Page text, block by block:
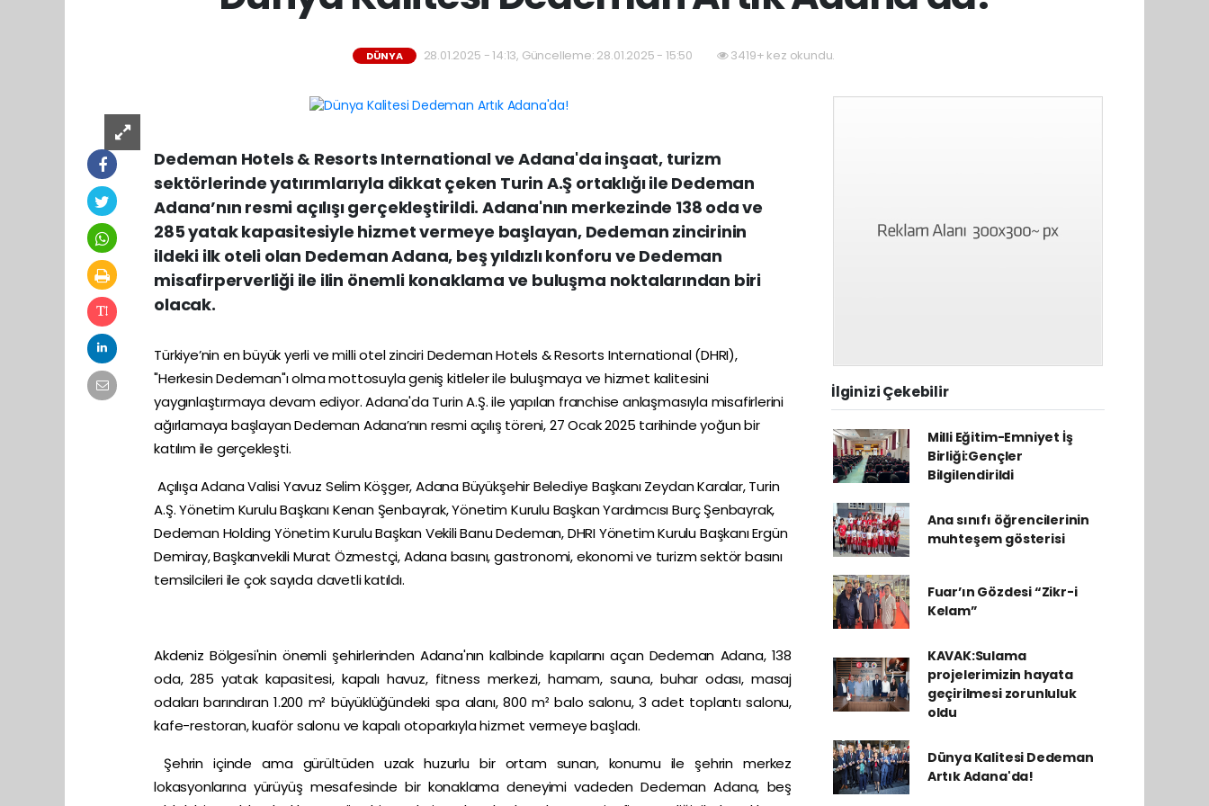
DÜNYA 28.01.2025 - 14:13, Güncelleme: 28.01.2025 - 15:50 3419+ kez okundu.
Dedeman Hotels & Resorts International ve Adana'da inşaat, turizm
sektörlerinde yatırımlarıyla dikkat çeken Turin A.Ş ortaklığı ile Dedeman
Adana’nın resmi açılışı gerçekleştirildi. Adana'nın merkezinde 138 oda ve
285 yatak kapasitesiyle hizmet vermeye başlayan, Dedeman zincirinin
ildeki ilk oteli olan Dedeman Adana, beş yıldızlı konforu ve Dedeman
misafirperverliği ile ilin önemli konaklama ve buluşma noktalarından biri
olacak.
Türkiye’nin en büyük yerli ve milli otel zinciri Dedeman Hotels & Resorts International (DHRI),
"Herkesin Dedeman"ı olma mottosuyla geniş kitleler ile buluşmaya ve hizmet kalitesini
yaygınlaştırmaya devam ediyor. Adana'da Turin A.Ş. ile yapılan franchise anlaşmasıyla misafirlerini
ağırlamaya başlayan Dedeman Adana’nın resmi açılış töreni, 27 Ocak 2025 tarihinde yoğun bir
katılım ile gerçekleşti.
Açılışa Adana Valisi Yavuz Selim Köşger, Adana Büyükşehir Belediye Başkanı Zeydan Karalar, Turin
A.Ş. Yönetim Kurulu Başkanı Kenan Şenbayrak, Yönetim Kurulu Başkan Yardımcısı Burç Şenbayrak,
Dedeman Holding Yönetim Kurulu Başkan Vekili Banu Dedeman, DHRI Yönetim Kurulu Başkanı Ergün
Demiray, Başkanvekili Murat Özmestçi, Adana basını, gastronomi, ekonomi ve turizm sektör basını
temsilcileri ile çok sayıda davetli katıldı.
Akdeniz Bölgesi'nin önemli şehirlerinden Adana'nın kalbinde kapılarını açan Dedeman Adana, 138
oda, 285 yatak kapasitesi, kapalı havuz, fitness merkezi, hamam, sauna, buhar odası, masaj
odaları barındıran 1.200 m² büyüklüğündeki spa alanı, 800 m² balo salonu, 3 adet toplantı salonu,
kafe-restoran, kuaför salonu ve kapalı otoparkıyla hizmet vermeye başladı.
Şehrin içinde ama gürültüden uzak huzurlu bir ortam sunan, konumu ile şehrin merkez
lokasyonlarına yürüyüş mesafesinde bir konaklama deneyimi vadeden Dedeman Adana, beş
İlginizi Çekebilir
Milli Eğitim-Emniyet İş
Birliği:Gençler
Bilgilendirildi
Ana sınıfı öğrencilerinin
muhteşem gösterisi
Fuar’ın Gözdesi “Zikr-i
Kelam”
KAVAK:Sulama
projelerimizin hayata
geçirilmesi zorunluluk
oldu
Dünya Kalitesi Dedeman
Artık Adana'da!